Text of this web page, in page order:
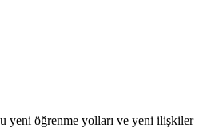
yeni öğrenme yolları ve yeni ilişkiler